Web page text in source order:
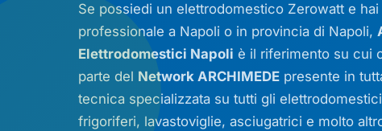
Se possiedi un elettrodomestico Zerowatt e
professionale a Napoli o in provincia di Napoli,
Elettrodomestici Napoli è il riferimento su cui
parte del Network ARCHIMEDE presente in
tecnica specializzata su tutti gli
frigoriferi, lavastoviglie, asciugatrici e molto